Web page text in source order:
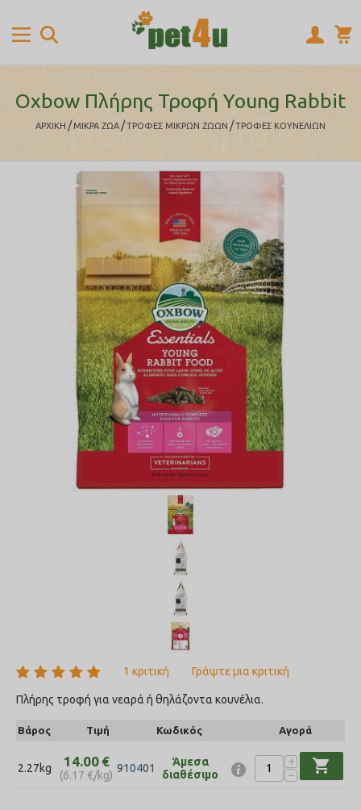
Oxbow Πλήρης Τροφή Young Rabbit
ΑΡΧΙΚΉ / ΜΙΚΡΑ ΖΩΑ /ΤΡΟΦΕΣ ΜΙΚΡΩΝ ΖΩΩΝ /ΤΡΟΦΕΣ ΚΟΥΝΕΛΙΩΝ
1 κριτική Γράψτε μια κριτική
Πλήρης τροφή για νεαρά ή θηλάζοντα κουνέλια.
Βάρος Τιμή Κωδικός Αγορά
2.27kg 14.00 €
(6.17 €/kg)
910401
Άμεσα
διαθέσιμο
+
−
shopping_cart